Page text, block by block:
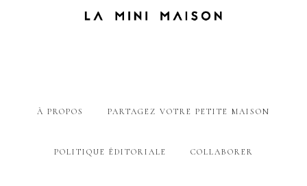
À PROPOS PARTAGEZ VOTRE PETITE MAISON
POLITIQUE ÉDITORIALE COLLABORER